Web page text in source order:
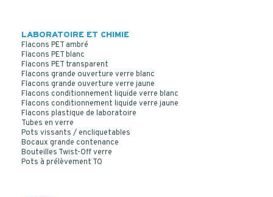
COUVERCLE VISSANT INVIOLABLE PE BLANC
SCREWLOCK CAP 66*20
LABORATOIRE ET CHIMIE
Flacons PET ambré
Flacons PET blanc
Flacons PET transparent
Flacons grande ouverture verre blanc
Flacons grande ouverture verre jaune
Flacons conditionnement liquide verre blanc
Flacons conditionnement liquide verre jaune
Flacons plastique de laboratoire
Tubes en verre
Pots vissants / encliquetables
Bocaux grande contenance
Bouteilles Twist-Off verre
Pots à prélèvement TO